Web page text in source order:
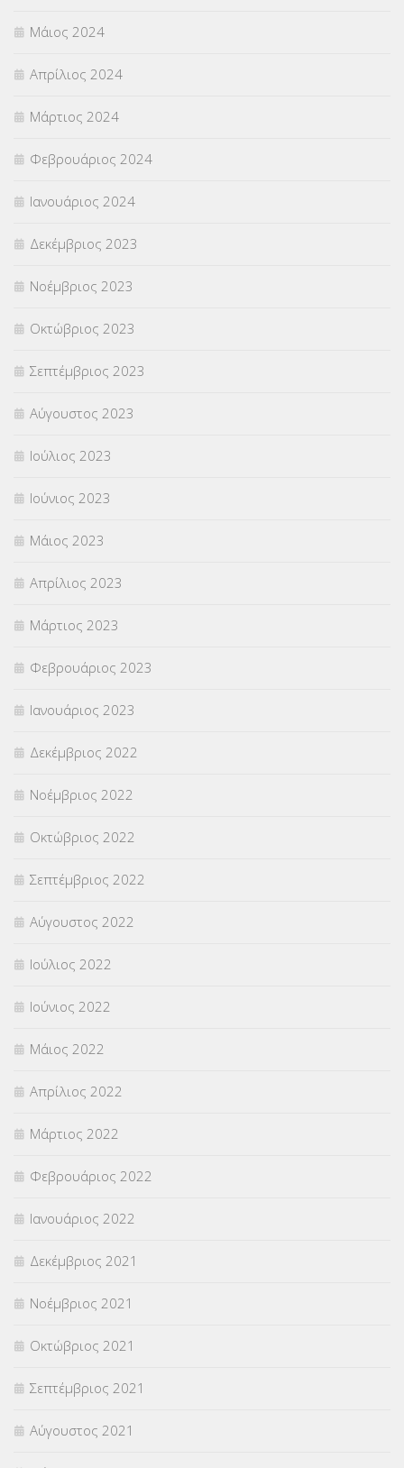
Μάιος 2024
Απρίλιος 2024
Μάρτιος 2024
Φεβρουάριος 2024
Ιανουάριος 2024
Δεκέμβριος 2023
Νοέμβριος 2023
Οκτώβριος 2023
Σεπτέμβριος 2023
Αύγουστος 2023
Ιούλιος 2023
Ιούνιος 2023
Μάιος 2023
Απρίλιος 2023
Μάρτιος 2023
Φεβρουάριος 2023
Ιανουάριος 2023
Δεκέμβριος 2022
Νοέμβριος 2022
Οκτώβριος 2022
Σεπτέμβριος 2022
Αύγουστος 2022
Ιούλιος 2022
Ιούνιος 2022
Μάιος 2022
Απρίλιος 2022
Μάρτιος 2022
Φεβρουάριος 2022
Ιανουάριος 2022
Δεκέμβριος 2021
Νοέμβριος 2021
Οκτώβριος 2021
Σεπτέμβριος 2021
Αύγουστος 2021